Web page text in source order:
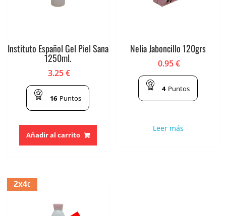
Instituto Español Gel Piel Sana
1250ml.
3.25€
16 Puntos
Añadir al carrito
Nelia Jaboncillo 120grs
0.95€
4 Puntos
Leer más
2x4€